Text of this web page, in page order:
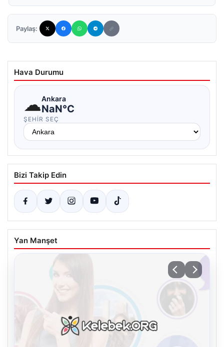
Paylaş:
Hava Durumu
☁Ankara
NaN°C
ŞEHIR SEÇ
Bizi Takip Edin
Yan Manşet